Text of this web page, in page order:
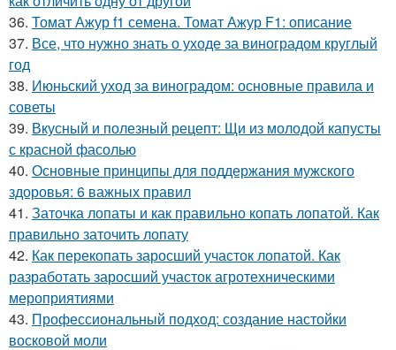
36. Томат Ажур f1 семена. Томат Ажур F1: описание
37. Все, что нужно знать о уходе за виноградом круглый
год
38. Июньский уход за виноградом: основные правила и
советы
39. Вкусный и полезный рецепт: Щи из молодой капусты
с красной фасолью
40. Основные принципы для поддержания мужского
здоровья: 6 важных правил
41. Заточка лопаты и как правильно копать лопатой. Как
правильно заточить лопату
42. Как перекопать заросший участок лопатой. Как
разработать заросший участок агротехническими
мероприятиями
43. Профессиональный подход: создание настойки
восковой моли